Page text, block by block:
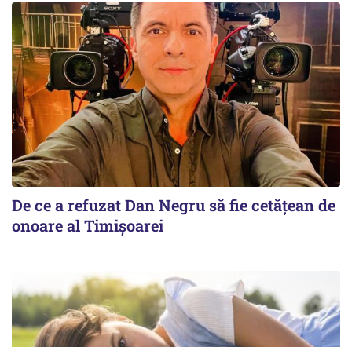
De ce a refuzat Dan Negru să fie cetățean de
onoare al Timișoarei